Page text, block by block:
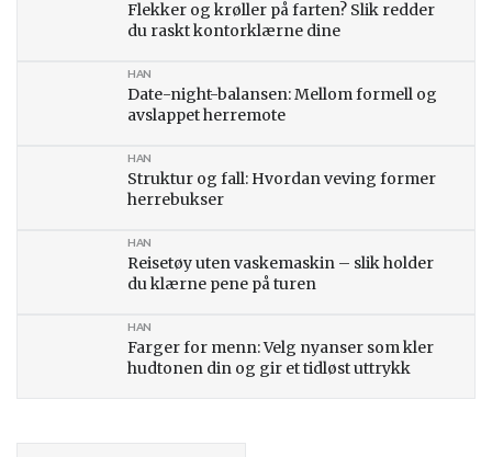
Flekker og krøller på farten? Slik redder
du raskt kontorklærne dine
Date-night-balansen: Mellom formell og
avslappet herremote
HAN
Struktur og fall: Hvordan veving former
herrebukser
HAN
Reisetøy uten vaskemaskin – slik holder
du klærne pene på turen
HAN
Farger for menn: Velg nyanser som kler
hudtonen din og gir et tidløst uttrykk
HAN